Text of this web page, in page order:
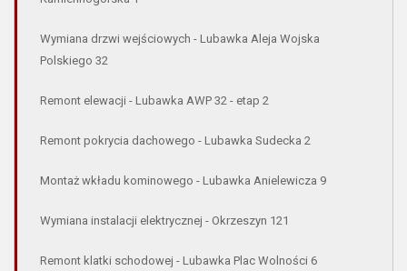
Wymiana drzwi wejściowych - Lubawka Aleja Wojska
Polskiego 32
Remont elewacji - Lubawka AWP 32 - etap 2
Remont pokrycia dachowego - Lubawka Sudecka 2
Montaż wkładu kominowego - Lubawka Anielewicza 9
Wymiana instalacji elektrycznej - Okrzeszyn 121
Remont klatki schodowej - Lubawka Plac Wolności 6